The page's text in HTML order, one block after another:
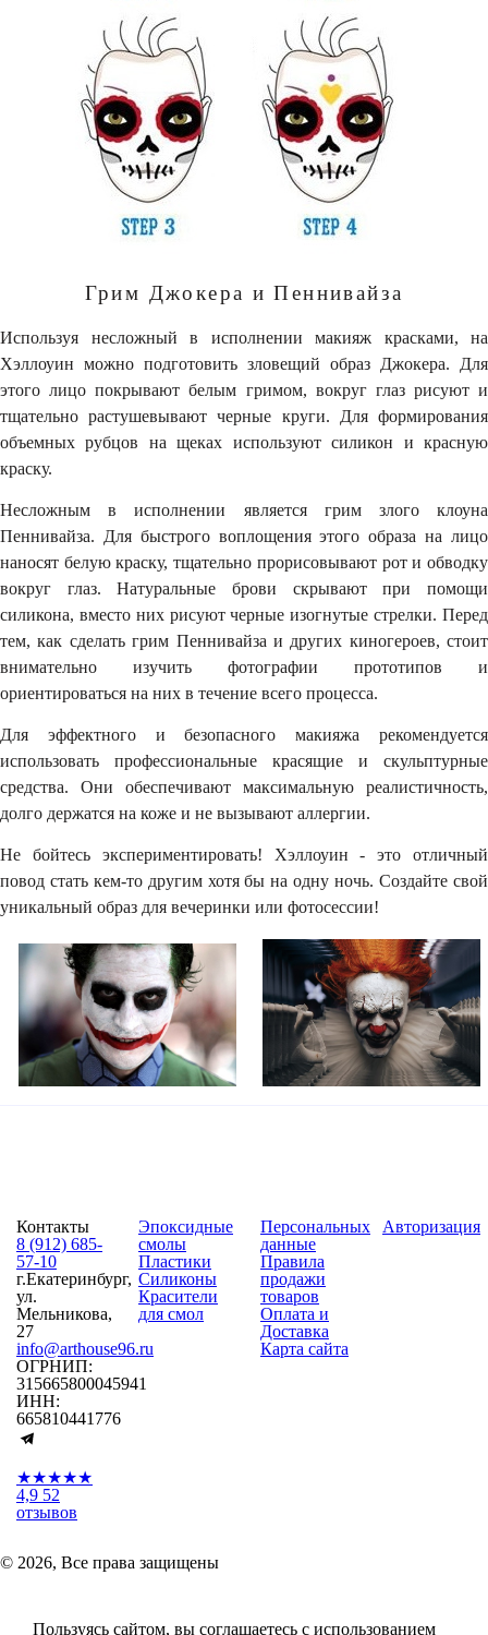
Грим Джокера и Пеннивайза
Используя несложный в исполнении макияж красками, на
Хэллоуин можно подготовить зловещий образ Джокера. Для
этого лицо покрывают белым гримом, вокруг глаз рисуют и
тщательно растушевывают черные круги. Для формирования
объемных рубцов на щеках используют силикон и красную
краску.
Несложным в исполнении является грим злого клоуна
Пеннивайза. Для быстрого воплощения этого образа на лицо
наносят белую краску, тщательно прорисовывают рот и обводку
вокруг глаз. Натуральные брови скрывают при помощи
силикона, вместо них рисуют черные изогнутые стрелки. Перед
тем, как сделать грим Пеннивайза и других киногероев, стоит
внимательно изучить фотографии прототипов и
ориентироваться на них в течение всего процесса.
Для эффектного и безопасного макияжа рекомендуется
использовать профессиональные красящие и скульптурные
средства. Они обеспечивают максимальную реалистичность,
долго держатся на коже и не вызывают аллергии.
Не бойтесь экспериментировать! Хэллоуин - это отличный
повод стать кем-то другим хотя бы на одну ночь. Создайте свой
уникальный образ для вечеринки или фотосессии!
Контакты
8 (912) 685-
57-10
г.Екатеринбург,
ул.
Мельникова,
27
info@arthouse96.ru
ОГРНИП:
315665800045941
ИНН:
665810441776
★★★★★
4,9 52
отзывов
Эпоксидные
смолы
Пластики
Силиконы
Красители
для смол
Персональных
данные
Правила
продажи
товаров
Оплата и
Доставка
Карта сайта
Авторизация
© 2026, Все права защищены
Пользуясь сайтом, вы соглашаетесь с использованием